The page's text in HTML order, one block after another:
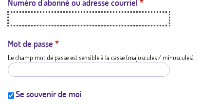
t
a
t
i
Numéro d'abonné ou adresse courriel *
Mot de passe *
Le champ mot de passe est sensible à la casse (majuscules / minuscules)
Se souvenir de moi